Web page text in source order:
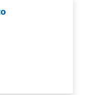
CECCATO